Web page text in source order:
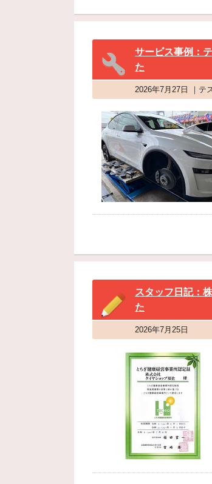
サービス事例：
た
2026年7月27日 ｜
スタッフ日記：
た
2026年7月25日